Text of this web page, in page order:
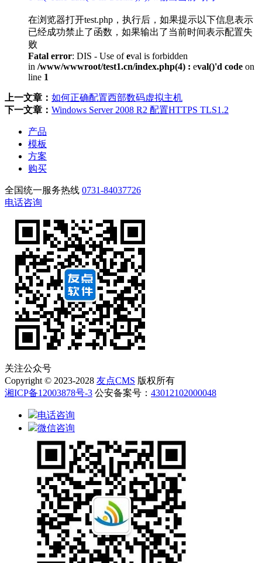
在浏览器打开test.php，执行后，如果提示以下信息表示
已经成功禁止了函数，如果输出了当前时间表示配置失
败
Fatal error: DIS - Use ofeval is forbidden
in /www/wwwroot/test1.cn/index.php(4) : eval()'d code on
line 1
上一文章： 如何正确配置西部数码虚拟主机
下一文章： Windows Server 2008 R2 配置HTTPS TLS1.2
产品
模板
方案
购买
全国统一服务热线 0731-84037726
电话咨询
关注公众号
Copyright © 2023-2028 友点CMS 版权所有
湘ICP备12003878号-3 公安备案号： 43012102000048
电话咨询
微信咨询